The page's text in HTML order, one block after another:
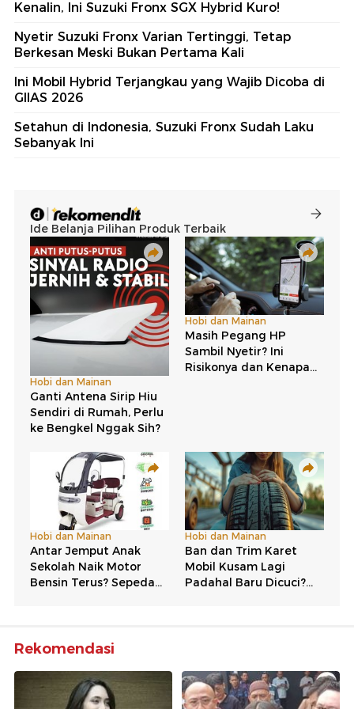
Kenalin, Ini Suzuki Fronx SGX Hybrid Kuro!
Nyetir Suzuki Fronx Varian Tertinggi, Tetap
Berkesan Meski Bukan Pertama Kali
Ini Mobil Hybrid Terjangkau yang Wajib Dicoba di
GIIAS 2026
Setahun di Indonesia, Suzuki Fronx Sudah Laku
Sebanyak Ini
Rekomendasi